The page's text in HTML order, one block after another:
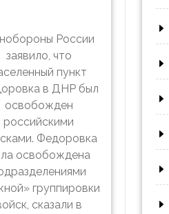
России
заявило, что
пункт
в ДНР был
освобожден
российскими
Федоровка
освобождена
группировки
сказали в